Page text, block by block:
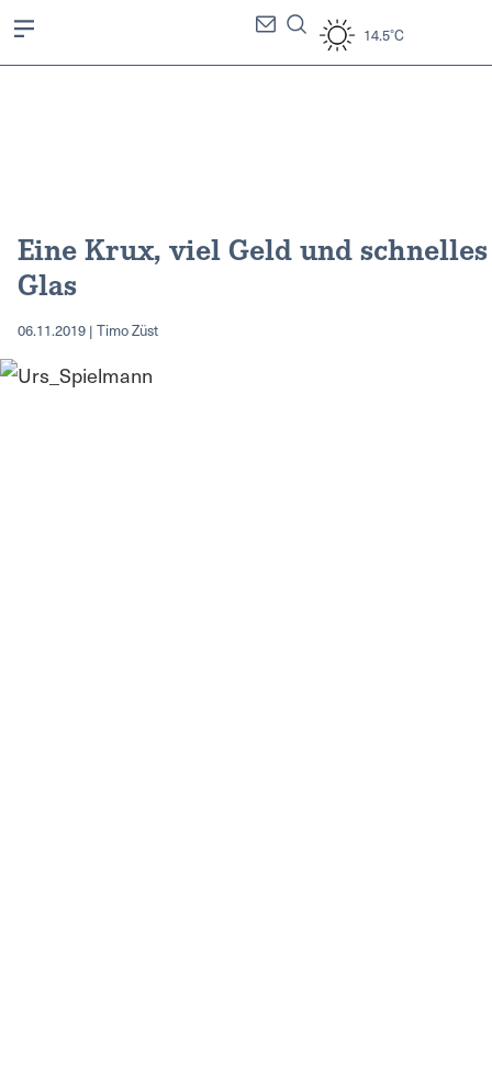
14.5°C
Eine Krux, viel Geld und schnelles
Glas
06.11.2019 | Timo Züst